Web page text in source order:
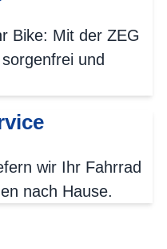
Bike: Mit der ZEG
und
wir Ihr Fahrrad
nach Hause.